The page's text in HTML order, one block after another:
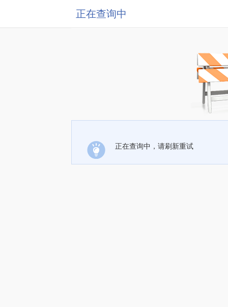
正在查询中
正在查询中，请刷新重试